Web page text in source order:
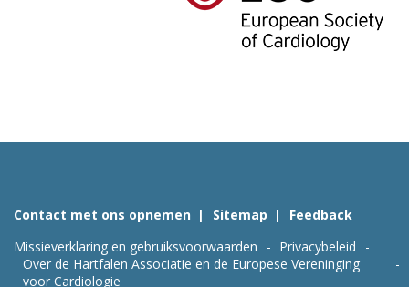
Contact met ons opnemen Sitemap
Feedback
Missieverklaring en gebruiksvoorwaarden
Privacybeleid
Over de Hartfalen Associatie en de Europese Vereninging
voor Cardiologie